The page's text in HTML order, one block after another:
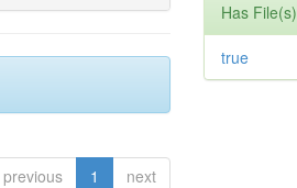
previous 1 next
Has File(s)
true